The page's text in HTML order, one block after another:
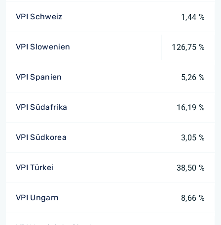
VPI Schweiz 1,44 %
VPI Slowenien 126,75 %
VPI Spanien 5,26 %
VPI Südafrika 16,19 %
VPI Südkorea 3,05 %
VPI Türkei 38,50 %
VPI Ungarn 8,66 %